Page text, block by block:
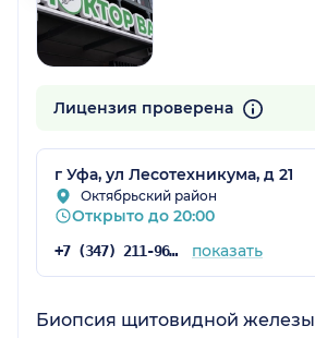
Лицензия проверена
г Уфа, ул Лесотехникума, д 21
Октябрьский район
Открыто до 20:00
+7 (347) 211-96-43 показать
Биопсия щитовидной железы